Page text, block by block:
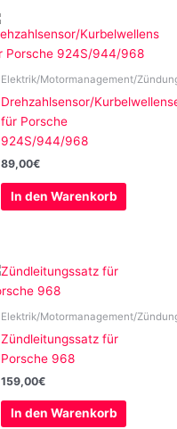
Elektrik/Motormanagement/
Drehzahlsensor/
für Porsche
924S/944/968
89,00€
In den Warenkorb
Elektrik/Motormanagement/
Zündleitungssatz für
Porsche 968
159,00€
In den Warenkorb